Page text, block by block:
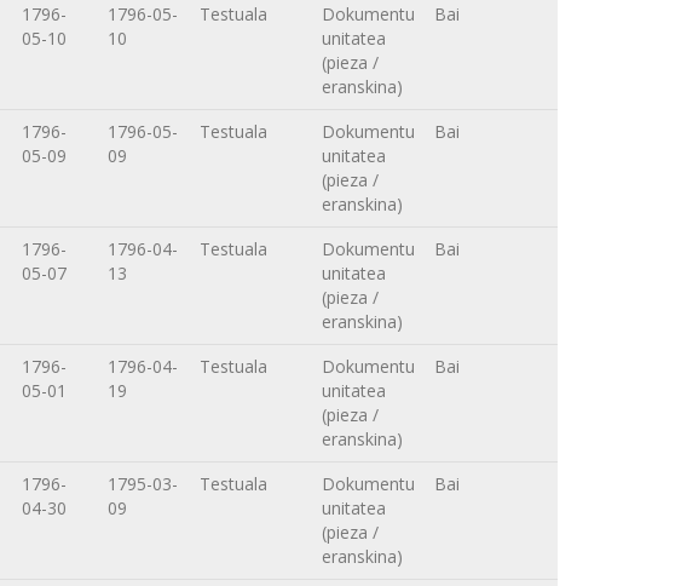
1796-
05-10
1796-05-
10
Testuala
Dokumentu
unitatea
(pieza /
eranskina)
Bai
1796-
05-09
1796-05-
09
Testuala
Dokumentu
unitatea
(pieza /
eranskina)
Bai
1796-
05-07
1796-04-
13
Testuala
Dokumentu
unitatea
(pieza /
eranskina)
Bai
1796-
05-01
1796-04-
19
Testuala
Dokumentu
unitatea
(pieza /
eranskina)
Bai
1796-
04-30
1795-03-
09
Testuala
Dokumentu
unitatea
(pieza /
eranskina)
Bai